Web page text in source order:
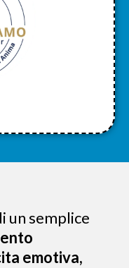
un semplice
emotiva,